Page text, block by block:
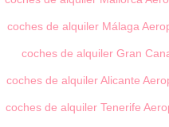
coches de alquiler Málaga
coches de alquiler Gran
coches de alquiler Alicante
coches de alquiler Tenerife